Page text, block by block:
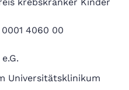
0001 4060 00
Universitätsklinikum